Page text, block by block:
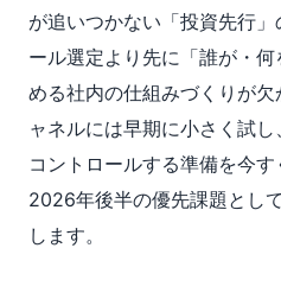
が追いつかない「投資先行
ール選定より先に「誰が・
める社内の仕組みづくりが
ャネルには早期に小さく試
コントロールする準備を今
2026年後半の優先課題とし
します。